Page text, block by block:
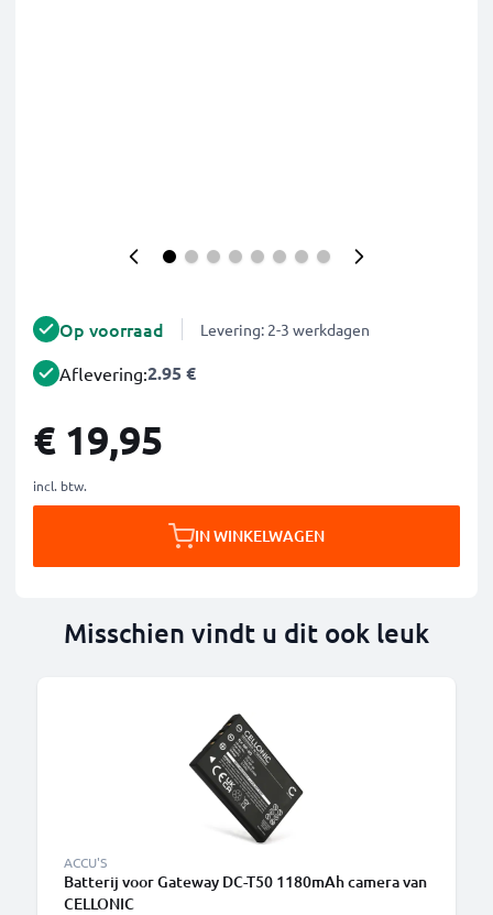
Op voorraad Levering: 2-3 werkdagen
Aflevering:2.95 €
€ 19,95
incl. btw.
IN WINKELWAGEN
Misschien vindt u dit ook leuk
ACCU'S
Batterij voor Gateway DC-T50 1180mAh camera van
CELLONIC